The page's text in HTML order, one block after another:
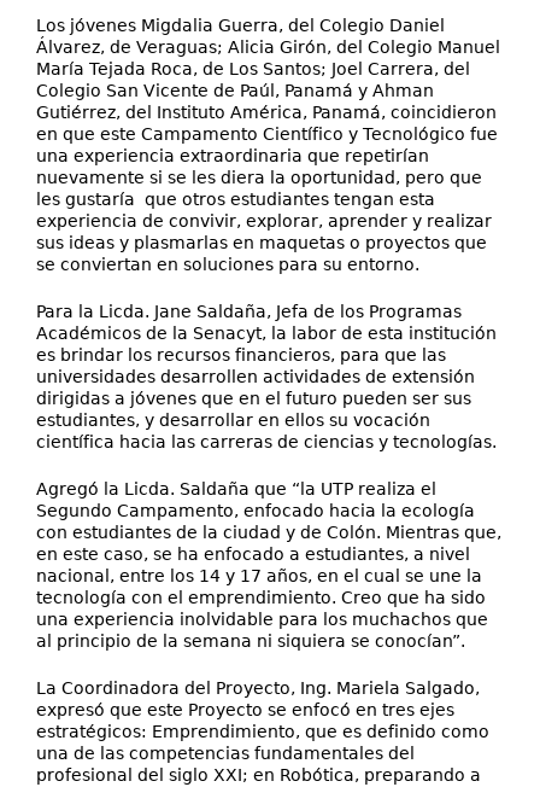
Los jóvenes Migdalia Guerra, del Colegio Daniel
Álvarez, de Veraguas; Alicia Girón, del Colegio Manuel
María Tejada Roca, de Los Santos; Joel Carrera, del
Colegio San Vicente de Paúl, Panamá y Ahman
Gutiérrez, del Instituto América, Panamá, coincidieron
en que este Campamento Científico y Tecnológico fue
una experiencia extraordinaria que repetirían
nuevamente si se les diera la oportunidad, pero que
les gustaría que otros estudiantes tengan esta
experiencia de convivir, explorar, aprender y realizar
sus ideas y plasmarlas en maquetas o proyectos que
se conviertan en soluciones para su entorno.
Para la Licda. Jane Saldaña, Jefa de los Programas
Académicos de la Senacyt, la labor de esta institución
es brindar los recursos financieros, para que las
universidades desarrollen actividades de extensión
dirigidas a jóvenes que en el futuro pueden ser sus
estudiantes, y desarrollar en ellos su vocación
científica hacia las carreras de ciencias y tecnologías.
Agregó la Licda. Saldaña que “la UTP realiza el
Segundo Campamento, enfocado hacia la ecología
con estudiantes de la ciudad y de Colón. Mientras que,
en este caso, se ha enfocado a estudiantes, a nivel
nacional, entre los 14 y 17 años, en el cual se une la
tecnología con el emprendimiento. Creo que ha sido
una experiencia inolvidable para los muchachos que
al principio de la semana ni siquiera se conocían”.
La Coordinadora del Proyecto, Ing. Mariela Salgado,
expresó que este Proyecto se enfocó en tres ejes
estratégicos: Emprendimiento, que es definido como
una de las competencias fundamentales del
profesional del siglo XXI; en Robótica, preparando a